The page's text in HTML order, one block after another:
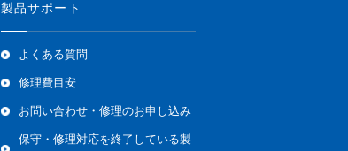
製品サポート
よくある質問
修理費目安
お問い合わせ・修理のお申し込み
保守・修理対応を終了している製